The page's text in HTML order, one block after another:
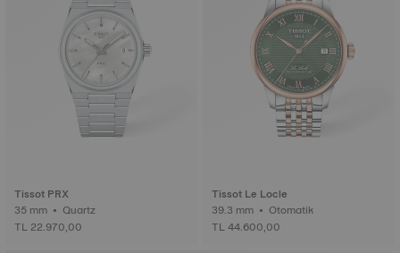
Tissot PRX
35 mm • Quartz
TL 22.970,00
Tissot Le Locle
39.3 mm • Otomatik
TL 44.600,00